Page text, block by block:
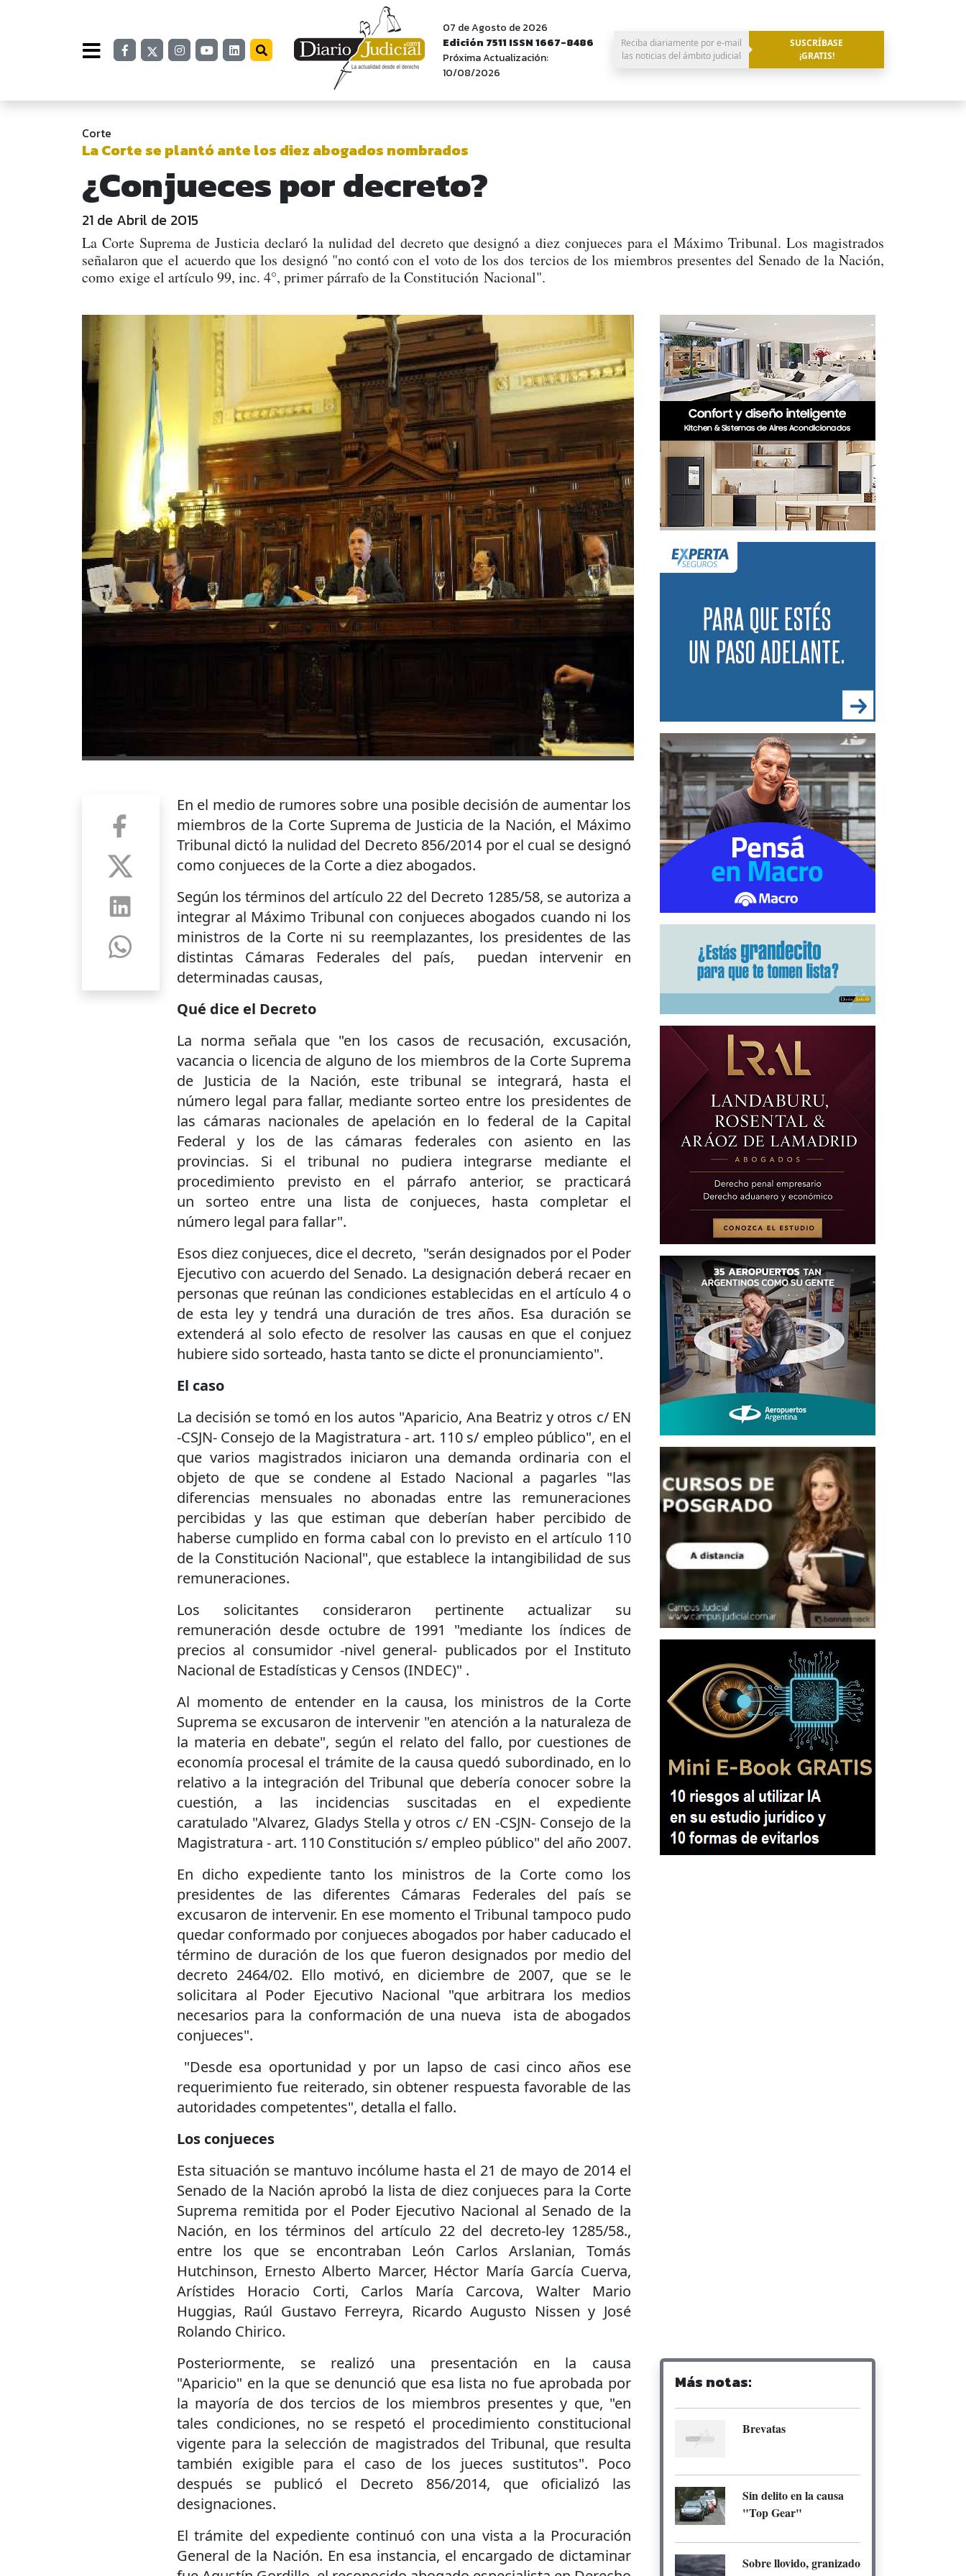
07 de Agosto de 2026
Edición 7511 ISSN 1667-8486
Próxima Actualización:
10/08/2026
Reciba diariamente por e-mail
las noticias del ámbito judicial
SUSCRÍBASE
¡GRATIS!
Corte
La Corte se plantó ante los diez abogados nombrados
¿Conjueces por decreto?
21 de Abril de 2015
La Corte Suprema de Justicia declaró la nulidad del decreto que designó a diez conjueces para el Máximo Tribunal. Los magistrados
señalaron que el acuerdo que los designó "no contó con el voto de los dos tercios de los miembros presentes del Senado de la Nación,
como exige el artículo 99, inc. 4°, primer párrafo de la Constitución Nacional".
En el medio de rumores sobre una posible decisión de aumentar los
miembros de la Corte Suprema de Justicia de la Nación, el Máximo
Tribunal dictó la nulidad del Decreto 856/2014 por el cual se designó
como conjueces de la Corte a diez abogados.
Según los términos del artículo 22 del Decreto 1285/58, se autoriza a
integrar al Máximo Tribunal con conjueces abogados cuando ni los
ministros de la Corte ni su reemplazantes, los presidentes de las
distintas Cámaras Federales del país, puedan intervenir en
determinadas causas,
Qué dice el Decreto
La norma señala que "en los casos de recusación, excusación,
vacancia o licencia de alguno de los miembros de la Corte Suprema
de Justicia de la Nación, este tribunal se integrará, hasta el
número legal para fallar, mediante sorteo entre los presidentes de
las cámaras nacionales de apelación en lo federal de la Capital
Federal y los de las cámaras federales con asiento en las
provincias. Si el tribunal no pudiera integrarse mediante el
procedimiento previsto en el párrafo anterior, se practicará
un sorteo entre una lista de conjueces, hasta completar el
número legal para fallar".
Esos diez conjueces, dice el decreto, "serán designados por el Poder
Ejecutivo con acuerdo del Senado. La designación deberá recaer en
personas que reúnan las condiciones establecidas en el artículo 4 o
de esta ley y tendrá una duración de tres años. Esa duración se
extenderá al solo efecto de resolver las causas en que el conjuez
hubiere sido sorteado, hasta tanto se dicte el pronunciamiento".
El caso
La decisión se tomó en los autos "Aparicio, Ana Beatriz y otros c/ EN
-CSJN- Consejo de la Magistratura - art. 110 s/ empleo público", en el
que varios magistrados iniciaron una demanda ordinaria con el
objeto de que se condene al Estado Nacional a pagarles "las
diferencias mensuales no abonadas entre las remuneraciones
percibidas y las que estiman que deberían haber percibido de
haberse cumplido en forma cabal con lo previsto en el artículo 110
de la Constitución Nacional", que establece la intangibilidad de sus
remuneraciones.
Los solicitantes consideraron pertinente actualizar su
remuneración desde octubre de 1991 "mediante los índices de
precios al consumidor -nivel general- publicados por el Instituto
Nacional de Estadísticas y Censos (INDEC)" .
Al momento de entender en la causa, los ministros de la Corte
Suprema se excusaron de intervenir "en atención a la naturaleza de
la materia en debate", según el relato del fallo, por cuestiones de
economía procesal el trámite de la causa quedó subordinado, en lo
relativo a la integración del Tribunal que debería conocer sobre la
cuestión, a las incidencias suscitadas en el expediente
caratulado "Alvarez, Gladys Stella y otros c/ EN -CSJN- Consejo de la
Magistratura - art. 110 Constitución s/ empleo público" del año 2007.
En dicho expediente tanto los ministros de la Corte como los
presidentes de las diferentes Cámaras Federales del país se
excusaron de intervenir. En ese momento el Tribunal tampoco pudo
quedar conformado por conjueces abogados por haber caducado el
término de duración de los que fueron designados por medio del
decreto 2464/02. Ello motivó, en diciembre de 2007, que se le
solicitara al Poder Ejecutivo Nacional "que arbitrara los medios
necesarios para la conformación de una nueva ista de abogados
conjueces".
"Desde esa oportunidad y por un lapso de casi cinco años ese
requerimiento fue reiterado, sin obtener respuesta favorable de las
autoridades competentes", detalla el fallo.
Los conjueces
Esta situación se mantuvo incólume hasta el 21 de mayo de 2014 el
Senado de la Nación aprobó la lista de diez conjueces para la Corte
Suprema remitida por el Poder Ejecutivo Nacional al Senado de la
Nación, en los términos del artículo 22 del decreto-ley 1285/58.,
entre los que se encontraban León Carlos Arslanian, Tomás
Hutchinson, Ernesto Alberto Marcer, Héctor María García Cuerva,
Arístides Horacio Corti, Carlos María Carcova, Walter Mario
Huggias, Raúl Gustavo Ferreyra, Ricardo Augusto Nissen y José
Rolando Chirico.
Posteriormente, se realizó una presentación en la causa
"Aparicio" en la que se denunció que esa lista no fue aprobada por
la mayoría de dos tercios de los miembros presentes y que, "en
tales condiciones, no se respetó el procedimiento constitucional
vigente para la selección de magistrados del Tribunal, que resulta
también exigible para el caso de los jueces sustitutos". Poco
después se publicó el Decreto 856/2014, que oficializó las
designaciones.
El trámite del expediente continuó con una vista a la Procuración
General de la Nación. En esa instancia, el encargado de dictaminar
Más notas:
Brevatas
Sin delito en la causa
"Top Gear"
Sobre llovido, granizado